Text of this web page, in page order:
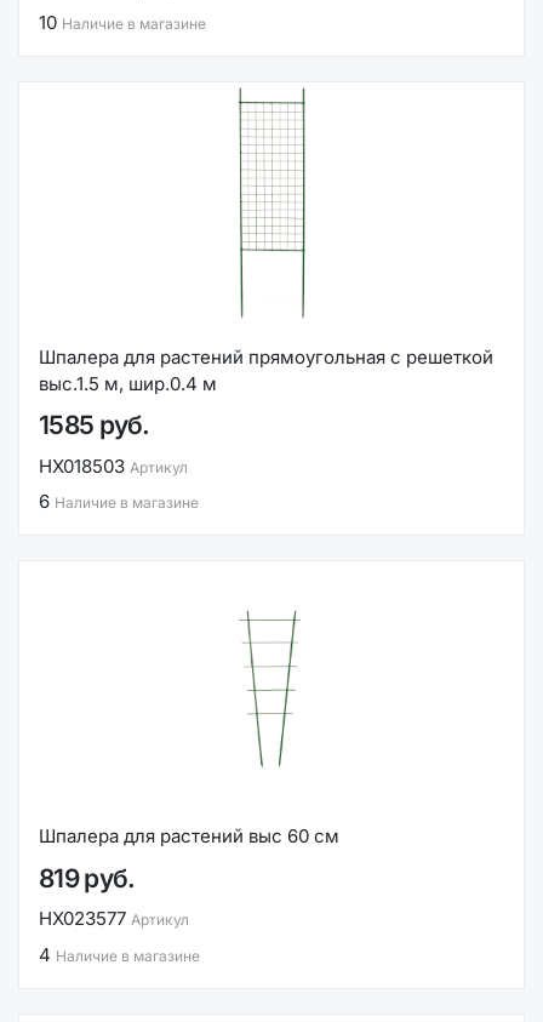
10 Наличие в магазине
Шпалера для растений прямоугольная с решеткой
выс.1.5 м, шир.0.4 м
1585 руб.
НХ018503 Артикул
6 Наличие в магазине
Шпалера для растений выс 60 см
819 руб.
НХ023577 Артикул
4 Наличие в магазине